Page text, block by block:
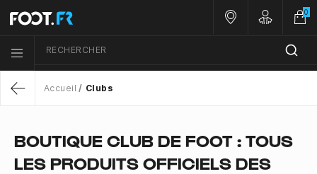
Menu list icon
RECHERCHER
Nos magasins
Customer
0
Accueil Clubs
BOUTIQUE CLUB DE FOOT : TOUS
LES PRODUITS OFFICIELS DES